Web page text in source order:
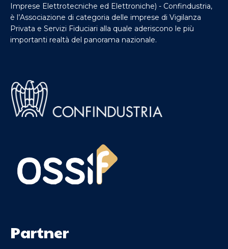
Imprese Elettrotecniche ed Elettroniche) - Confindustria,
è l’Associazione di categoria delle imprese di Vigilanza
Privata e Servizi Fiduciari alla quale aderiscono le più
importanti realtà del panorama nazionale.
Partner